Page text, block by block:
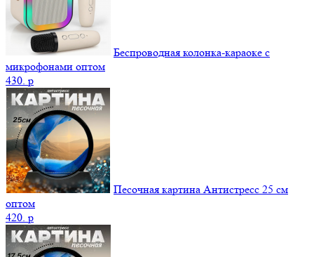
Беспроводная колонка-караоке с
микрофонами оптом
430. p
Песочная картина Антистресс 25 см
оптом
420. p